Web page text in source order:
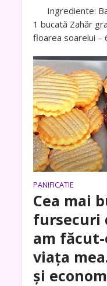
Ingrediente:
1 bucată Zahăr
floarea soarelui –
PANIFICATIE
Cea mai
fursecuri
am
viața
și